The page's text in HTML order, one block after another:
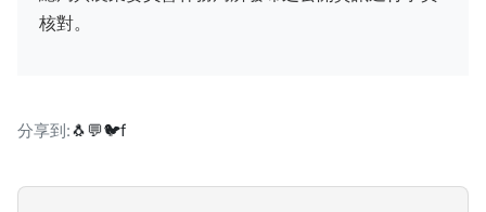
核對。
分享到:🐧💬🐦f